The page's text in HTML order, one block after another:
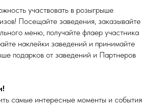
участвовать в розыгрыше
Посещайте заведения, заказывайте
меню, получайте флаер участника
наклейки заведений и принимайте
подарков от заведений и Партнеров
самые интересные моменты и события